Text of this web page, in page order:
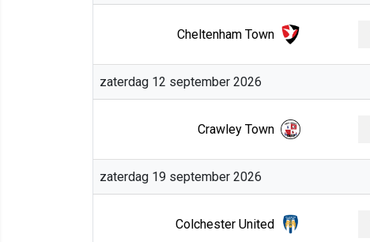
Cheltenham Town
zaterdag 12 september 2026
Crawley Town
zaterdag 19 september 2026
Colchester United